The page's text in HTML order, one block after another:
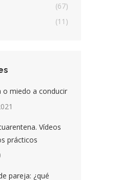
(67)
(11)
o miedo a conducir
Vídeos
prácticos
pareja: ¿qué